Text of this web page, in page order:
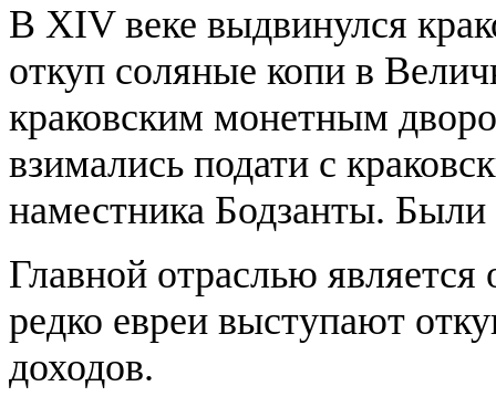
В XIV веке выдвинулся
откуп соляные копи в
краковским монетным
взимались подати с
наместника Бодзанты.
Главной отраслью
редко евреи выступают
доходов.